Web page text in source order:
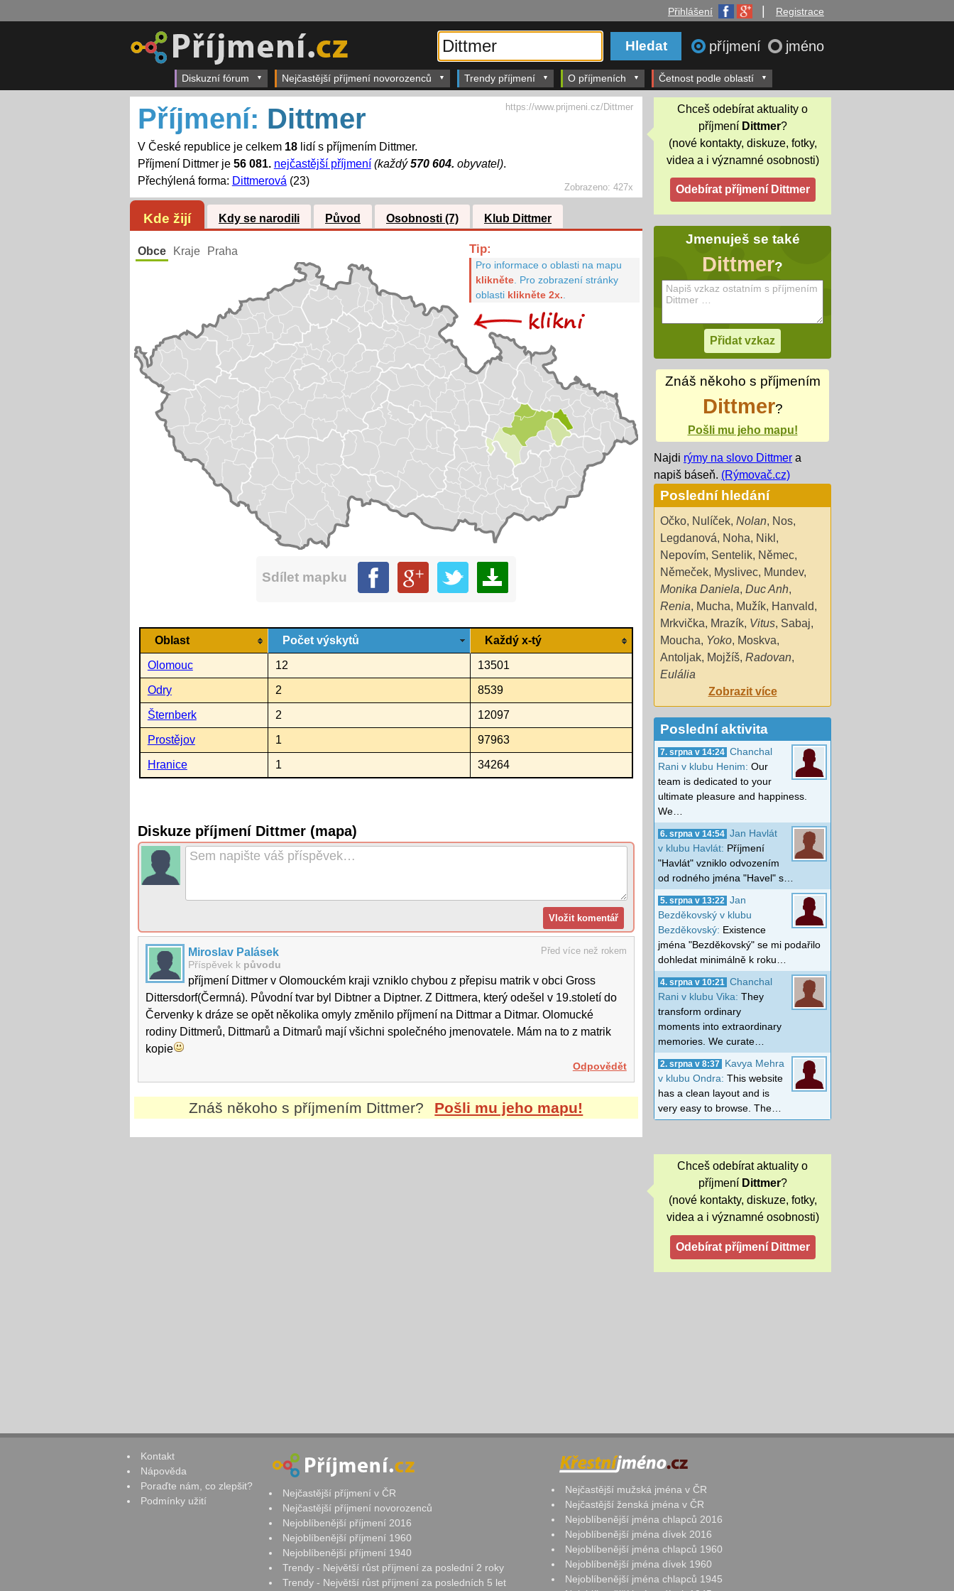
Přihlášení Registrace
příjmení jméno
Diskuzní fórum Nejčastější příjmení novorozenců Trendy příjmení O příjmeních Četnost podle oblastí
Zobrazeno:427x
Příjmení: Dittmer
V České republice je celkem 18lidí s příjmením Dittmer.
Příjmení Dittmer je 56 081. nejčastější příjmení (každý570 604. obyvatel).
Přechýlená forma: Dittmerová (23)
https://www.prijmeni.cz/Dittmer
Kde žijí Kdy se narodili Původ Osobnosti (7) Klub Dittmer
Obce Kraje Praha Tip:
Pro informace o oblasti na mapu
klikněte. Pro zobrazení stránky
oblasti klikněte 2x.
Sdílet mapku
Oblast Počet výskytů Každý x-tý
Olomouc 12 13501
Odry 2 8539
Šternberk 2 12097
Prostějov 1 97963
Hranice 1 34264
Diskuze příjmení Dittmer (mapa)
Před více než rokem
Miroslav Palásek
Příspěvek k původu
příjmení Dittmer v Olomouckém kraji vzniklo chybou z přepisu matrik v obci Gross
Dittersdorf(Čermná). Původní tvar byl Dibtner a Diptner. Z Dittmera, který odešel v 19.století do
Červenky k dráze se opět několika omyly změnilo příjmení na Dittmar a Ditmar. Olomucké
rodiny Dittmerů, Dittmarů a Ditmarů mají všichni společného jmenovatele. Mám na to z matrik
kopie
Odpovědět
Znáš někoho s příjmením Dittmer? Pošli mu jeho mapu!
Chceš odebírat aktuality o
příjmení Dittmer?
(nové kontakty, diskuze, fotky,
videa a i významné osobnosti)
Jmenuješ se také
Dittmer?
Znáš někoho s příjmením
Dittmer?
Pošli mu jeho mapu!
Najdi rýmy na slovo Dittmer a
napiš báseň. (Rýmovač.cz)
Poslední hledání
Očko, Nulíček, Nolan, Nos,
Legdanová, Noha, Nikl ,
Nepovím, Sentelik, Němec,
Němeček, Myslivec, Mundev,
Monika Daniela, Duc Anh,
Renia, Mucha, Mužík, Hanvald,
Mrkvička, Mrazík, Vitus, Sabaj,
Moucha, Yoko, Moskva,
Antoljak, Mojžíš, Radovan,
Eulália
Zobrazit více
Poslední aktivita
7. srpna v 14:24 Chanchal
Rani v klubu Henim: Our
team is dedicated to your
ultimate pleasure and happiness.
We…
6. srpna v 14:54 Jan Havlát
v klubu Havlát: Příjmení
"Havlát" vzniklo odvozením
od rodného jména "Havel" s…
5. srpna v 13:22
Jan
Bezděkovský v klubu
Bezděkovský: Existence
jména "Bezděkovský" se mi podařilo
dohledat minimálně k roku…
4. srpna v 10:21
Chanchal
Rani v klubu Vika: They
transform ordinary
moments into extraordinary
memories. We curate…
2. srpna v 8:37
Kavya Mehra
v klubu Ondra: This website
has a clean layout and is
very easy to browse. The…
Chceš odebírat aktuality o
příjmení Dittmer?
(nové kontakty, diskuze, fotky,
videa a i významné osobnosti)
Kontakt
Nápověda
Poraďte nám, co zlepšit?
Podmínky užití
Nejčastější příjmení v ČR
Nejčastější příjmení novorozenců
Nejoblíbenější příjmení 2016
Nejoblíbenější příjmení 1960
Nejoblíbenější příjmení 1940
Trendy - Největší růst příjmení za poslední 2 roky
Trendy - Největší růst příjmení za posledních 5 let
Nejčastější mužská jména v ČR
Nejčastější ženská jména v ČR
Nejoblíbenější jména chlapců 2016
Nejoblíbenější jména dívek 2016
Nejoblíbenější jména chlapců 1960
Nejoblíbenější jména dívek 1960
Nejoblíbenější jména chlapců 1945